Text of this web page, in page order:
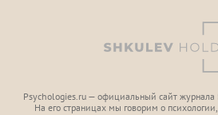
Psychologies.ru — официальный сайт журнала
На его страницах мы говорим о